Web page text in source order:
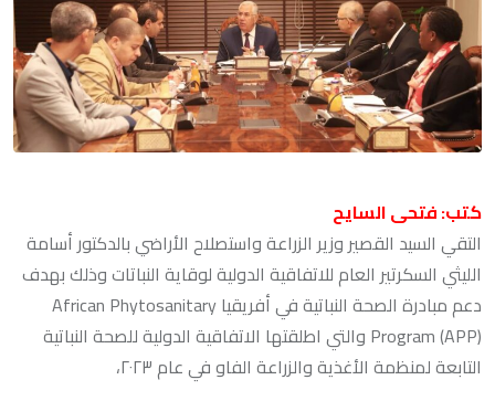
كتب: فتحى السايح
التقي السيد القصير وزير الزراعة واستصلاح الأراضي بالدكتور أسامة
الليثي السكرتير العام للاتفاقية الدولية لوقاية النباتات وذلك بهدف
دعم مبادرة الصحة النباتية في أفريقيا African Phytosanitary
Program (APP) والتي اطلقتها الاتفاقية الدولية للصحة النباتية
التابعة لمنظمة الأغذية والزراعة الفاو في عام ٢٠٢٣،